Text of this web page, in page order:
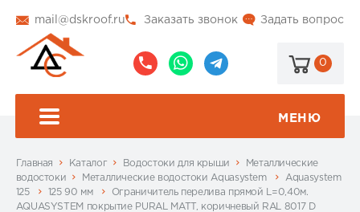
mail@dskroof.ru Задать вопрос
Заказать звонок
0
МЕНЮ
Главная Каталог Водостоки для крыши
Металлические
водостоки
Металлические водостоки Aquasystem
Aquasystem
125
125 90 мм
Ограничитель перелива прямой L=0,40м.
AQUASYSTEM покрытие PURAL MATT, коричневый RAL 8017 D